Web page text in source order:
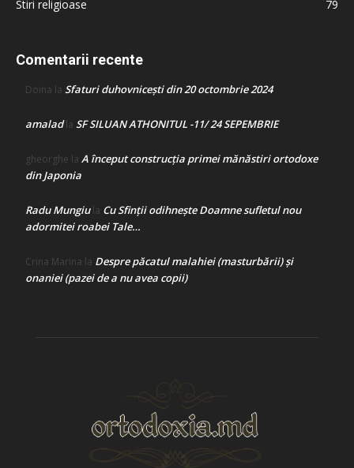
Stiri religioase
79
Comentarii recente
Doina la Sfaturi duhovnicești din 20 octombrie 2024
amaladla SF SILUAN ATHONITUL -11/ 24 SEPEMBRIE
gheorghe la A început construcţia primei mănăstiri ortodoxe
din Japonia
Radu Mungiula Cu Sfinții odihnește Doamne sufletul nou
adormitei roabei Tale…
Crina Marina la Despre păcatul malahiei (masturbării) şi
onaniei (pazei de a nu avea copii)